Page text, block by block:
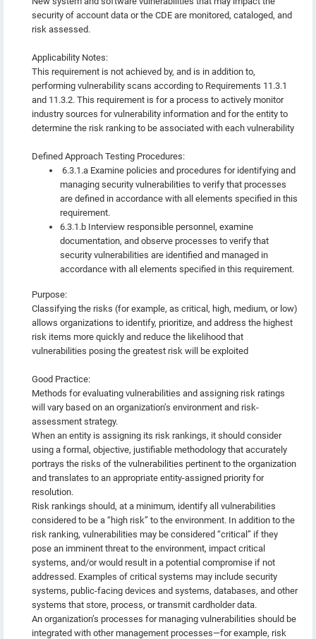
security of account data or the CDE are monitored, cataloged, and
risk assessed.
Applicability Notes:
This requirement is not achieved by, and is in addition to,
performing vulnerability scans according to Requirements 11.3.1
and 11.3.2. This requirement is for a process to actively monitor
industry sources for vulnerability information and for the entity to
determine the risk ranking to be associated with each vulnerability
Defined Approach Testing Procedures:
6.3.1.a Examine policies and procedures for identifying and
managing security vulnerabilities to verify that processes
are defined in accordance with all elements specified in this
requirement.
6.3.1.b Interview responsible personnel, examine
documentation, and observe processes to verify that
security vulnerabilities are identified and managed in
accordance with all elements specified in this requirement.
Purpose:
Classifying the risks (for example, as critical, high, medium, or low)
allows organizations to identify, prioritize, and address the highest
risk items more quickly and reduce the likelihood that
vulnerabilities posing the greatest risk will be exploited
Good Practice:
Methods for evaluating vulnerabilities and assigning risk ratings
will vary based on an organization’s environment and risk-
assessment strategy.
When an entity is assigning its risk rankings, it should consider
using a formal, objective, justifiable methodology that accurately
portrays the risks of the vulnerabilities pertinent to the organization
and translates to an appropriate entity-assigned priority for
resolution.
Risk rankings should, at a minimum, identify all vulnerabilities
considered to be a “high risk” to the environment. In addition to the
risk ranking, vulnerabilities may be considered “critical” if they
pose an imminent threat to the environment, impact critical
systems, and/or would result in a potential compromise if not
addressed. Examples of critical systems may include security
systems, public-facing devices and systems, databases, and other
systems that store, process, or transmit cardholder data.
An organization’s processes for managing vulnerabilities should be
integrated with other management processes—for example, risk